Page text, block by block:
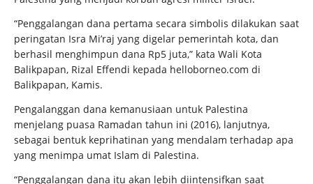
“Penggalangan dana pertama secara simbolis dilakukan saat
peringatan Isra Mi’raj yang digelar pemerintah kota, dan
berhasil menghimpun dana Rp5 juta,” kata Wali Kota
Balikpapan, Rizal Effendi kepada helloborneo.com di
Balikpapan, Kamis.
Pengalanggan dana kemanusiaan untuk Palestina
menjelang puasa Ramadan tahun ini (2016), lanjutnya,
sebagai bentuk keprihatinan yang mendalam terhadap apa
yang menimpa umat Islam di Palestina.
“Penggalangan dana itu akan lebih diintensifkan saat